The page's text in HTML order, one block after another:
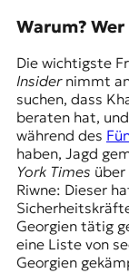
Warum?
Die wichtigste
Insider nimmt
suchen, dass
beraten hat,
während des
haben, Jagd
York Times über
Riwne: Dieser
Georgien tätig
eine Liste von
Georgien